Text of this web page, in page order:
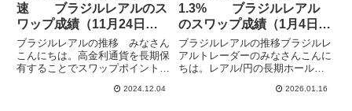
速 ブラジルレアルのス
ワップ成績（11月24日
週）
ブラジルレアルの推移 みなさん
こんにちは。高金利通貨を長期保
有することでスワップポイント狙
は日本以外の各国が利下げのなか
2024.12.04
1.3% ブラジルレアル
のスワップ成績（1月4日
週）
ブラジルレアルの推移ブラジルレ
アルトレーダーのみなさんこんに
ちは。レアル/円の長期ホールド
しています。9月からレアル/円に
2026.01.16